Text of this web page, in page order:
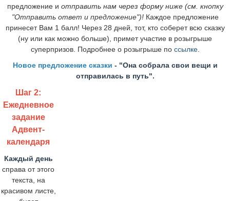
предложение и отправить нам через форму ниже (см. кнопку
"Отправить ответ и предложение")! Каждое предложение
принесет Вам 1 балл! Через 28 дней, тот, кто соберет всю сказку
(ну или как можно больше), примет участие в розыгрыше
суперпризов. Подробнее о розыгрыше по ссылке.
Новое предложение сказки - "Она собрала свои вещи и
отправилась в путь".
Шаг 2:
Ежедневное
задание
Адвент-
календаря
Каждый день
справа от этого
текста, на
красивом листе,